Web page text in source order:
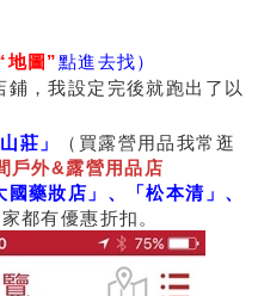
地圖”點進去找）
，我設定完後就跑出了以
莊」
（買露營用品我常逛
戶外&露營用品店
國藥妝店」、「松本清」、
都有優惠折扣。